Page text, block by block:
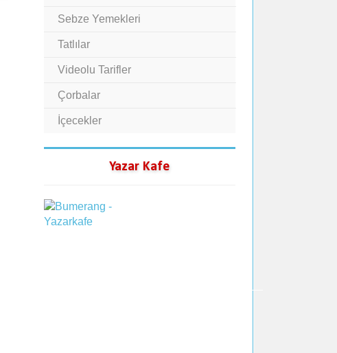
Sebze Yemekleri
Tatlılar
Videolu Tarifler
Çorbalar
İçecekler
Yazar Kafe